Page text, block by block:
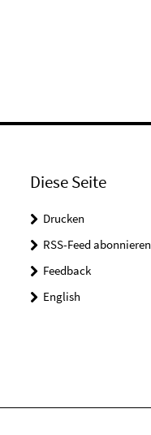
Diese Seite
Drucken
RSS-Feed abonnieren
Feedback
English